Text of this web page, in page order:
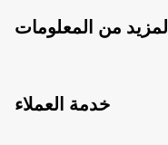
لمزيد من المعلومات
خدمة العملاء